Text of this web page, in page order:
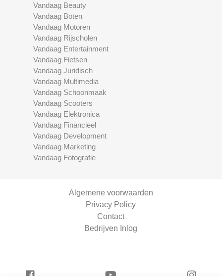
Vandaag Beauty
Vandaag Boten
Vandaag Motoren
Vandaag Rijscholen
Vandaag Entertainment
Vandaag Fietsen
Vandaag Juridisch
Vandaag Multimedia
Vandaag Schoonmaak
Vandaag Scooters
Vandaag Elektronica
Vandaag Financieel
Vandaag Development
Vandaag Marketing
Vandaag Fotografie
Algemene voorwaarden
Privacy Policy
Contact
Bedrijven Inlog